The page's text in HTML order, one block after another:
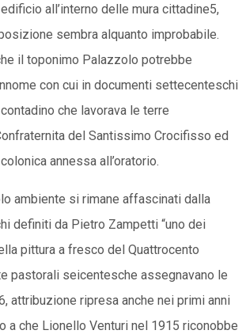
all’interno delle mura cittadine5,
sembra alquanto improbabile.
il toponimo Palazzolo potrebbe
con cui in documenti settecenteschi
che lavorava le terre
del Santissimo Crocifisso ed
annessa all’oratorio.
ambiente si rimane affascinati dalla
definiti da Pietro Zampetti “uno dei
pittura a fresco del Quattrocento
pastorali seicentesche assegnavano le
attribuzione ripresa anche nei primi anni
a che Lionello Venturi nel 1915 riconobbe